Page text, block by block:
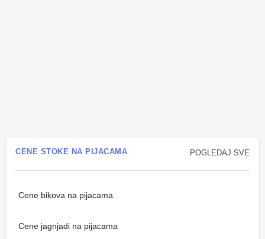
POGLEDAJ SVE
CENE STOKE NA PIJACAMA
Cene bikova na pijacama
Cene jagnjadi na pijacama